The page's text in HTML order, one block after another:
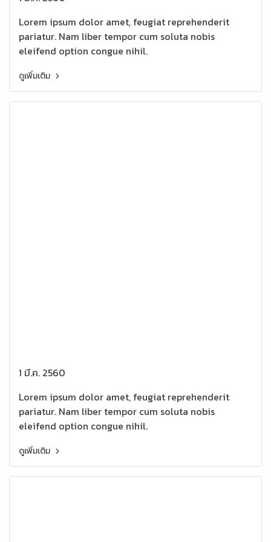
Lorem ipsum dolor amet, feugiat reprehenderit
pariatur. Nam liber tempor cum soluta nobis
eleifend option congue nihil.
ดูเพิ่มเติม
1 มี.ค. 2560
Lorem ipsum dolor amet, feugiat reprehenderit
pariatur. Nam liber tempor cum soluta nobis
eleifend option congue nihil.
ดูเพิ่มเติม